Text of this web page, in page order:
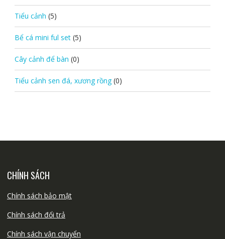
Tiểu cảnh (5)
Bể cá mini ful set (5)
Cây cảnh để bàn (0)
Tiểu cảnh sen đá, xương rồng (0)
CHÍNH SÁCH
Chính sách bảo mật
Chính sách đổi trả
Chính sách vận chuyển